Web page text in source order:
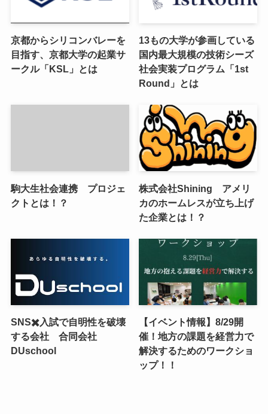
京都からシリコンバレーを
目指す、京都大学の起業サ
ークル「KSL」とは
13もの大学が参画している
国内最大規模の技術シーズ
社会実装プログラム「1st
Round」とは
駒大生社会連携 プロジェ
クトとは！？
株式会社Shining アメリ
カのホームレスが立ち上げ
た企業とは！？
SNS✖️入試で自明性を破壊
する会社 合同会社
DUschool
【イベント情報】8/29開
催！地方の課題を経営力で
解決するためのワークショ
ップ！！